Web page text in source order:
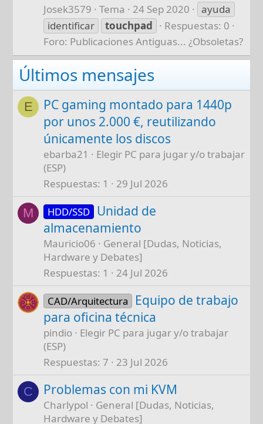
Josek3579 Tema 24 Sep 2020
ayuda
identificar
touchpad
Respuestas: 0
Foro: Publicaciones Antiguas... ¿Obsoletas?
Últimos mensajes
E
PC gaming montado para 1440p
por unos 2.000 €, reutilizando
únicamente los discos
ebarba21
Elegir PC para jugar y/o trabajar
(ESP)
Respuestas 1 29 Jul 2026
M HDD/SSD Unidad de
almacenamiento
Mauricio06
General [Dudas, Noticias,
Hardware y Debates]
Respuestas 1 24 Jul 2026
CAD/Arquitectura
Equipo de trabajo
para oficina técnica
pindio
Elegir PC para jugar y/o trabajar
(ESP)
Respuestas 7 23 Jul 2026
C Problemas con mi KVM
Charlypol
General [Dudas, Noticias,
Hardware y Debates]